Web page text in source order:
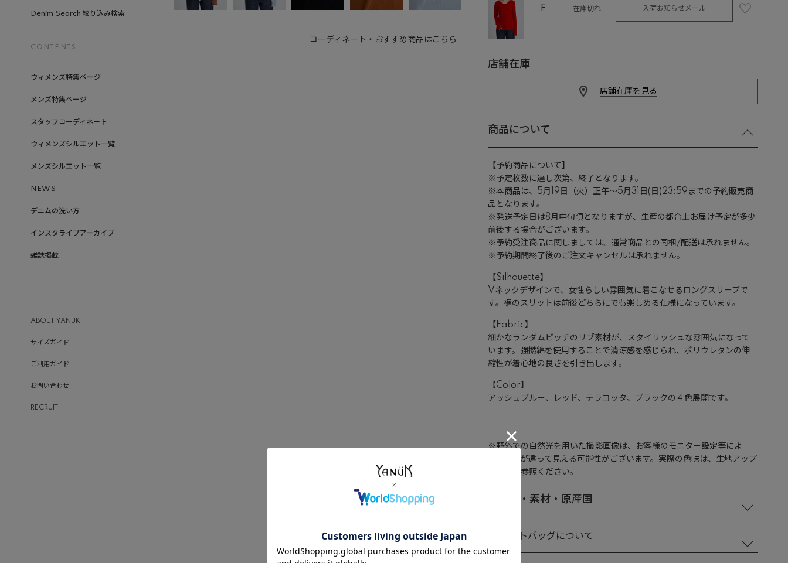
Denim Search 絞り込み検索
CONTENTS
ウィメンズ特集ページ
メンズ特集ページ
スタッフコーディネート
ウィメンズシルエット一覧
メンズシルエット一覧
NEWS
デニムの洗い方
インスタライブアーカイブ
雑誌掲載
ABOUT YANUK
サイズガイド
ご利用ガイド
お問い合わせ
RECRUIT
コーディネート・おすすめ商品はこちら
F 在庫切れ 入荷お知らせメール
店舗在庫
店舗在庫を見る
商品について
【予約商品について】
※予定枚数に達し次第、終了となります。
※本商品は、5月19日（火）正午～5月31日(日)23:59までの予約販売商
品となります。
※発送予定日は8月中旬頃となりますが、生産の都合上お届け予定が多少
前後する場合がございます。
※予約受注商品に関しましては、通常商品との同梱/配送は承れません。
※予約期間終了後のご注文キャンセルは承れません。
【Silhouette】
Vネックデザインで、女性らしい雰囲気に着こなせるロングスリーブで
す。裾のスリットは前後どちらにでも楽しめる仕様になっています。
【Fabric】
細かなランダムピッチのリブ素材が、スタイリッシュな雰囲気になって
います。強撚綿を使用することで清涼感を感じられ、ポリウレタンの伸
縮性が着心地の良さを引き出します。
【Color】
アッシュブルー、レッド、テラコッタ、ブラックの４色展開です。
※野外での自然光を用いた撮影画像は、お客様のモニター設定等によ
り、色味が違って見える可能性がございます。実際の色味は、生地アップ
画像をご参照ください。
サイズ・素材・原産国
ギフトバッグについて